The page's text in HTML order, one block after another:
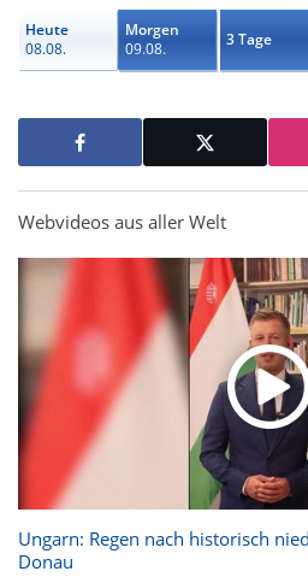
Heute
08.08.
Morgen
09.08.
3 Tage
Webvideos aus aller Welt
Ungarn: Regen nach historisch
Donau